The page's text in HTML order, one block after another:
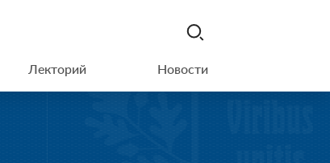
Лекторий Новости